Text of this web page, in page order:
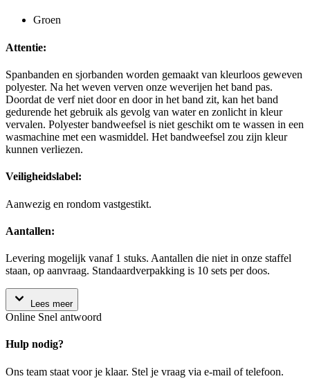
Groen
Attentie:
Spanbanden en sjorbanden worden gemaakt van kleurloos geweven
polyester. Na het weven verven onze weverijen het band pas.
Doordat de verf niet door en door in het band zit, kan het band
gedurende het gebruik als gevolg van water en zonlicht in kleur
vervalen. Polyester bandweefsel is niet geschikt om te wassen in een
wasmachine met een wasmiddel. Het bandweefsel zou zijn kleur
kunnen verliezen.
Veiligheidslabel:
Aanwezig en rondom vastgestikt.
Aantallen:
Levering mogelijk vanaf 1 stuks. Aantallen die niet in onze staffel
staan, op aanvraag. Standaardverpakking is 10 sets per doos.
Lees meer
Online Snel antwoord
Hulp nodig?
Ons team staat voor je klaar. Stel je vraag via e-mail of telefoon.